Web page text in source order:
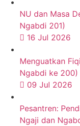
NU dan Masa
Ngabdi 201)
16 Jul 2026
Menguatkan
Ngabdi ke 200)
09 Jul 2026
Pesantren:
Ngaji dan